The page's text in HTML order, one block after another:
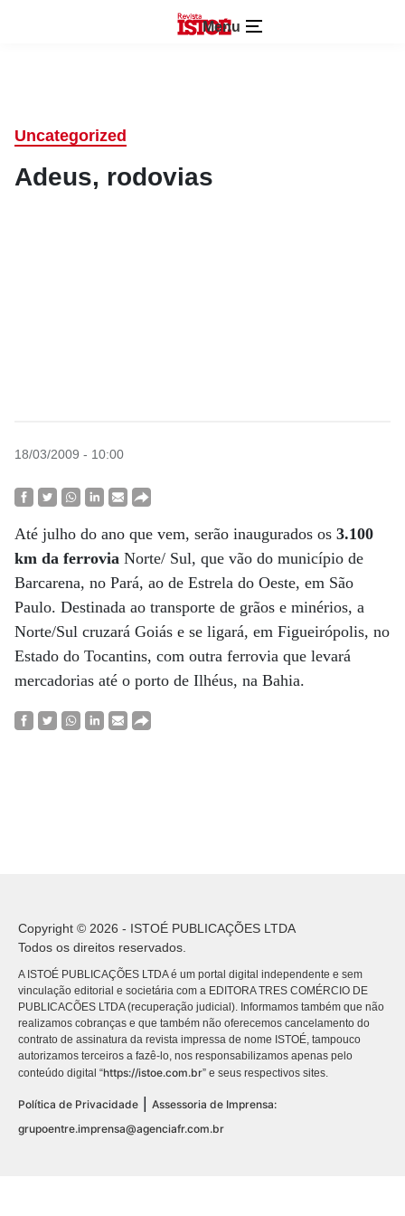
Menu
Uncategorized
Adeus, rodovias
18/03/2009 - 10:00
Até julho do ano que vem, serão inaugurados os 3.100
km da ferrovia Norte/ Sul, que vão do município de
Barcarena, no Pará, ao de Estrela do Oeste, em São
Paulo. Destinada ao transporte de grãos e minérios, a
Norte/Sul cruzará Goiás e se ligará, em Figueirópolis, no
Estado do Tocantins, com outra ferrovia que levará
mercadorias até o porto de Ilhéus, na Bahia.
Copyright © 2026 - ISTOÉ PUBLICAÇÕES LTDA
Todos os direitos reservados.
A ISTOÉ PUBLICAÇÕES LTDA é um portal digital independente e sem
vinculação editorial e societária com a EDITORA TRES COMÉRCIO DE
PUBLICACÕES LTDA (recuperação judicial). Informamos também que não
realizamos cobranças e que também não oferecemos cancelamento do
contrato de assinatura da revista impressa de nome ISTOÉ, tampouco
autorizamos terceiros a fazê-lo, nos responsabilizamos apenas pelo
conteúdo digital “https://istoe.com.br” e seus respectivos sites.
Política de Privacidade
Assessoria de Imprensa:
grupoentre.imprensa@agenciafr.com.br